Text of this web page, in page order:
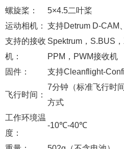
螺旋桨：
5×4.5二叶桨
运动相机： 支持Detrum D-
支持的接收
机：
Spektrum，S.BUS
PPM，PWM接收机
固件：
支持Cleanflight-
飞行时间：
7分钟（标准飞行时
方式
工作环境温
度：
-10℃-40℃